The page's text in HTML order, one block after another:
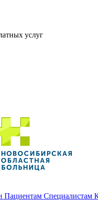
услуг
Пациентам Специалистам